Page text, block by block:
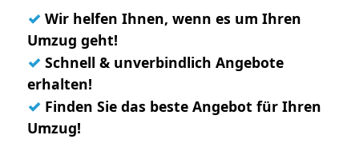
✓ Wir helfen Ihnen, wenn es um Ihren
Umzug geht!
✓ Schnell & unverbindlich Angebote
erhalten!
✓ Finden Sie das beste Angebot für Ihren
Umzug!